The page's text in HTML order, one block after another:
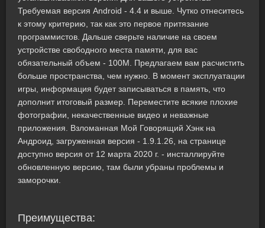
Требуемая версия Android - 4.4 и выше. Чутко отнеситесь
к этому критерию, так как это первое притязание
программистов. Дальше сверьте наличие на своем
устройстве свободного места памяти, для вас
обязательный объем - 100M. Предлагаем вам расчистить
больше пространства, чем нужно. В момент эксплуатации
игры, информация будет записываться в память, что
дополнит итоговый размер. Переместите всякие плохие
фотографии, некачественные видео и неважные
приложения. Взломанная Мой Говорящий Хэнк на
Андроид, загруженная версия - 1.9.1.26, на странице
доступно версия от 12 марта 2020 г. - инсталлируйте
обновленную версию, там были убраны проблемы и
заморочки.
Преимущества: